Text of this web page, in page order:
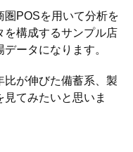
圏POSを用いて分析を
を構成するサンプル店
ータになります。
が伸びた備蓄系、製
てみたいと思いま